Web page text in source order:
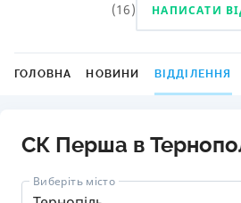
(16) НАПИСАТИ
ГОЛОВНА НОВИНИ ВІДДІЛЕННЯ
СК Перша в
Виберіть місто